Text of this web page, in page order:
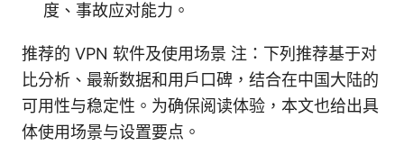
度、事故应对能力。
推荐的 VPN 软件及使用场景 注：下列推荐基于对
比分析、最新数据和用户口碑，结合在中国大陆的
可用性与稳定性。为确保阅读体验，本文也给出具
体使用场景与设置要点。